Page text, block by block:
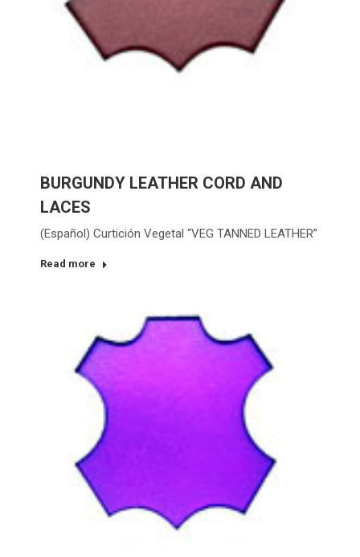
BURGUNDY LEATHER CORD AND
LACES
(Español) Curtición Vegetal “VEG TANNED LEATHER”
Read more